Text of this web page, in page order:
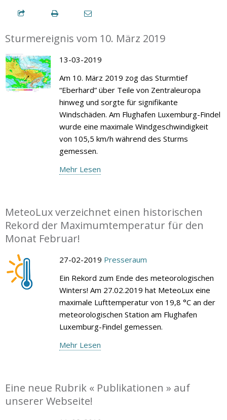
Sturmereignis vom 10. März 2019
13-03-2019
Am 10. März 2019 zog das Sturmtief
“Eberhard” über Teile von Zentraleuropa
hinweg und sorgte für signifikante
Windschäden. Am Flughafen Luxemburg-Findel
wurde eine maximale Windgeschwindigkeit
von 105,5 km/h während des Sturms
gemessen.
Mehr Lesen
MeteoLux verzeichnet einen historischen
Rekord der Maximumtemperatur für den
Monat Februar!
27-02-2019 Presseraum
Ein Rekord zum Ende des meteorologischen
Winters! Am 27.02.2019 hat MeteoLux eine
maximale Lufttemperatur von 19,8 °C an der
meteorologischen Station am Flughafen
Luxemburg-Findel gemessen.
Mehr Lesen
Eine neue Rubrik « Publikationen » auf
unserer Webseite!